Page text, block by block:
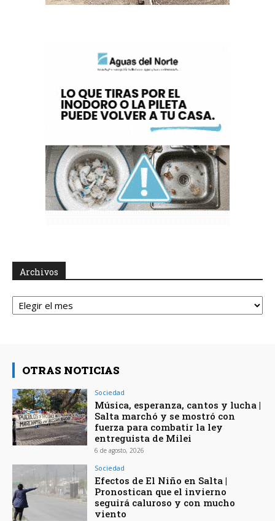
Archivos
Archivos
OTRAS NOTICIAS
Sociedad
Música, esperanza, cantos y lucha |
Salta marchó y se mostró con
fuerza para combatir la ley
entreguista de Milei
6 de agosto, 2026
Sociedad
Efectos de El Niño en Salta |
Pronostican que el invierno
seguirá caluroso y con mucho
viento